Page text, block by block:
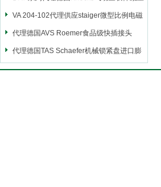
阀
VA 204-102代理供应staiger微型比例电磁
阀
代理德国AVS Roemer食品级快插接头
代理德国TAS Schaefer机械锁紧盘进口膨
胀套